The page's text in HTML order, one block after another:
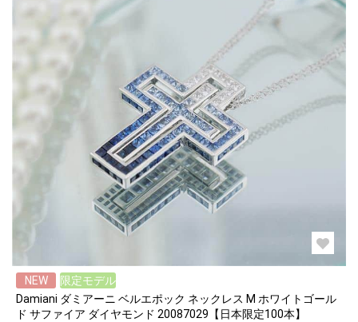
NEW
限定モデル
Damiani ダミアーニ ベルエポック ネックレス M ホワイトゴール
ド サファイア ダイヤモンド 20087029【日本限定100本】